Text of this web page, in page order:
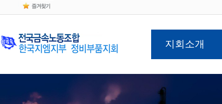
지회소개